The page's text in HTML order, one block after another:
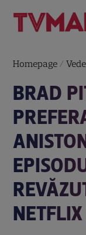
Homepage /
BRAD